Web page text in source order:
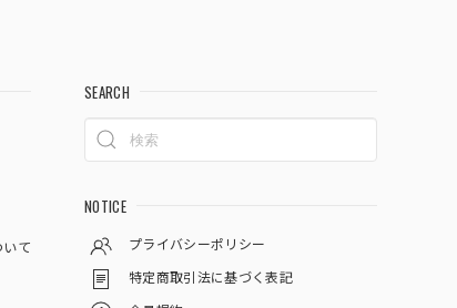
いて
SEARCH
NOTICE
プライバシーポリシー
特定商取引法に基づく表記